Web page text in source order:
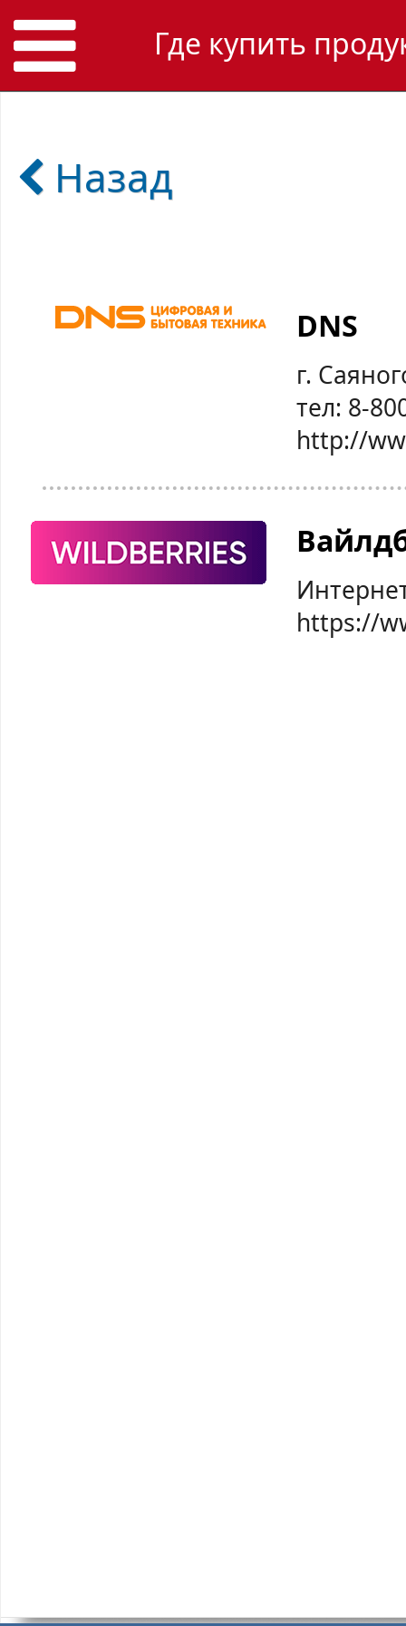
Где купить
Назад
DNS
г.
тел: 8-
http://
https://